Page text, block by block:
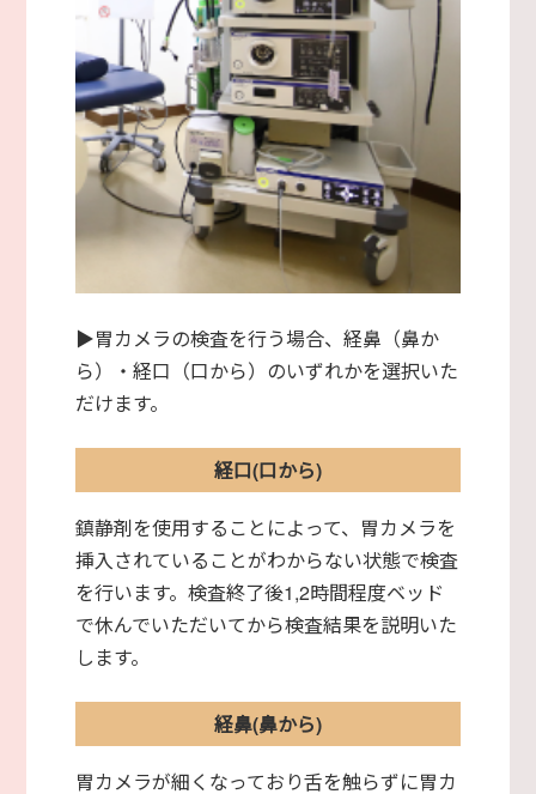
▶胃カメラの検査を行う場合、経鼻（鼻か
ら）・経口（口から）のいずれかを選択いた
だけます。
経口(口から)
鎮静剤を使用することによって、胃カメラを
挿入されていることがわからない状態で検査
を行います。検査終了後1,2時間程度ベッド
で休んでいただいてから検査結果を説明いた
します。
経鼻(鼻から)
胃カメラが細くなっており舌を触らずに胃カ